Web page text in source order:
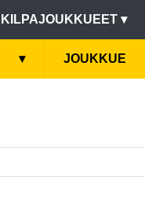
KILPAJOUKKUEET ▾
▾ JOUKKUE